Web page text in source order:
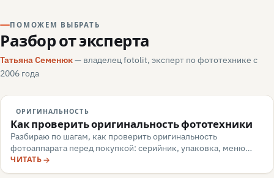
ПОМОЖЕМ ВЫБРАТЬ
Разбор от эксперта
Татьяна Семенюк— владелец fotolit, эксперт по фототехнике с
2006 года
ОРИГИНАЛЬНОСТЬ
Как проверить оригинальность фототехники
Разбираю по шагам, как проверить оригинальность
фотоаппарата перед покупкой: серийник, упаковка, меню
камеры, маркировка, документы — и какие красные флаги
говорят о подделке или сером импорте.
ЧИТАТЬ